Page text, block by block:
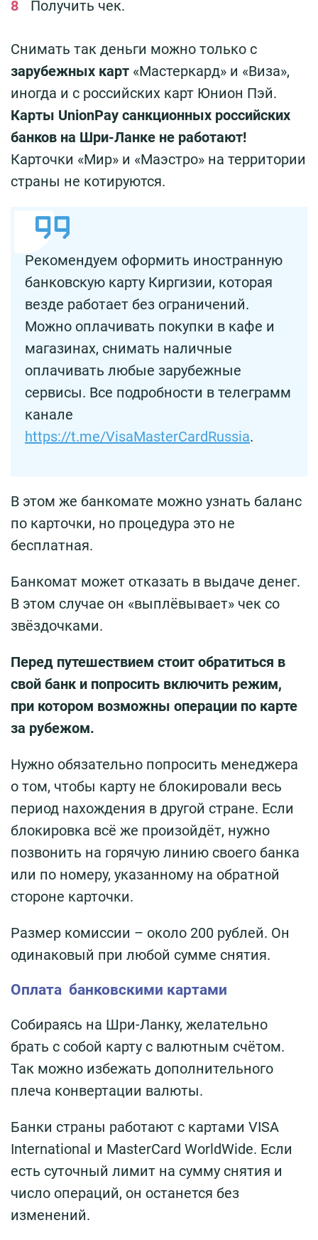
Получить чек.
Снимать так деньги можно только с
зарубежных карт «Мастеркард» и «Виза»,
иногда и с российских карт Юнион Пэй.
Карты UnionPay санкционных российских
банков на Шри-Ланке не работают!
Карточки «Мир» и «Маэстро» на территории
страны не котируются.
Рекомендуем оформить иностранную
банковскую карту Киргизии, которая
везде работает без ограничений.
Можно оплачивать покупки в кафе и
магазинах, снимать наличные
оплачивать любые зарубежные
сервисы. Все подробности в телеграмм
канале
https://t.me/VisaMasterCardRussia.
В этом же банкомате можно узнать баланс
по карточки, но процедура это не
бесплатная.
Банкомат может отказать в выдаче денег.
В этом случае он «выплёвывает» чек со
звёздочками.
Перед путешествием стоит обратиться в
свой банк и попросить включить режим,
при котором возможны операции по карте
за рубежом.
Нужно обязательно попросить менеджера
о том, чтобы карту не блокировали весь
период нахождения в другой стране. Если
блокировка всё же произойдёт, нужно
позвонить на горячую линию своего банка
или по номеру, указанному на обратной
стороне карточки.
Размер комиссии – около 200 рублей. Он
одинаковый при любой сумме снятия.
Оплата банковскими картами
Собираясь на Шри-Ланку, желательно
брать с собой карту с валютным счётом.
Так можно избежать дополнительного
плеча конвертации валюты.
Банки страны работают с картами VISA
International и MasterCard WorldWide. Если
есть суточный лимит на сумму снятия и
число операций, он останется без
изменений.